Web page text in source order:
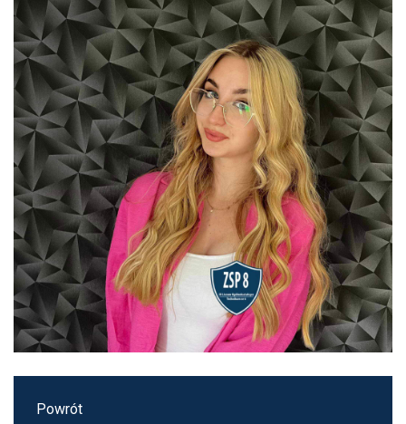
Powrót